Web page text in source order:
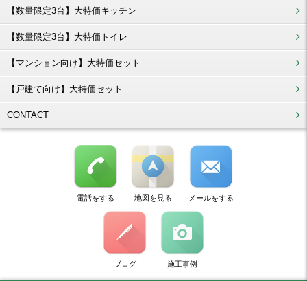
【数量限定3台】大特価キッチン
【数量限定3台】大特価トイレ
【マンション向け】大特価セット
【戸建て向け】大特価セット
CONTACT
電話をする 地図を見る メールをする
ブログ 施工事例